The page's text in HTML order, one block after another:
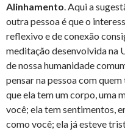
Alinhamento. Aqui a
outra pessoa é que o
reflexivo e de conexão
meditação desenvolvida na
de nossa humanidade
pensar na pessoa com
que ela tem um corpo, uma
você; ela tem sentimentos,
como você; ela já esteve